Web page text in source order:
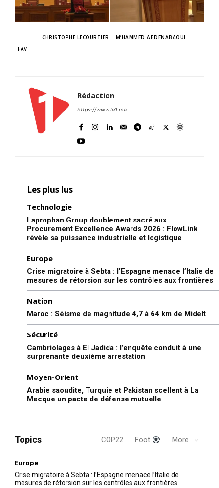
CHRISTOPHE LECOURTIER
M’HAMMED ABDENABAOUI
FAV
Rédaction
https://www.le1.ma
Les plus lus
Technologie
Laprophan Group doublement sacré aux
Procurement Excellence Awards 2026 : FlowLink
révèle sa puissance industrielle et logistique
Europe
Crise migratoire à Sebta : l’Espagne menace l’Italie de
mesures de rétorsion sur les contrôles aux frontières
Nation
Maroc : Séisme de magnitude 4,7 à 64 km de Midelt
Sécurité
Cambriolages à El Jadida : l’enquête conduit à une
surprenante deuxième arrestation
Moyen-Orient
Arabie saoudite, Turquie et Pakistan scellent à La
Mecque un pacte de défense mutuelle
Topics COP22 Foot More
Europe
Crise migratoire à Sebta : l’Espagne menace l’Italie de
mesures de rétorsion sur les contrôles aux frontières